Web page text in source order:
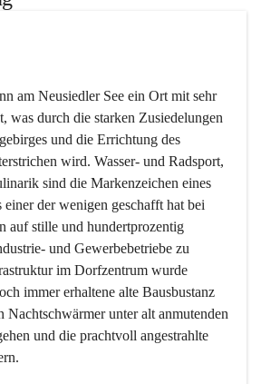
am Neusiedler See ein Ort mit sehr
was durch die starken Zusiedelungen
und die Errichtung des
wird. Wasser- und Radsport,
sind die Markenzeichen eines
einer der wenigen geschafft hat bei
auf stille und hundertprozentig
und Gewerbebetriebe zu
im Dorfzentrum wurde
immer erhaltene alte Bausbustanz
Nachtschwärmer unter alt anmutenden
und die prachtvoll angestrahlte